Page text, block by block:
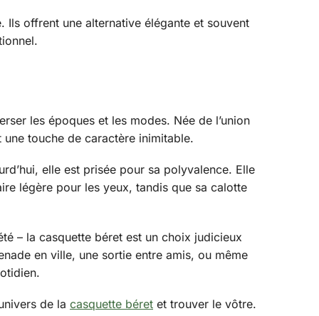
Ils offrent une alternative élégante et souvent
les époques et les modes. Née de l’union
touche de caractère inimitable.
elle est prisée pour sa polyvalence. Elle
légère pour les yeux, tandis que sa calotte
– la casquette béret est un choix judicieux
en ville, une sortie entre amis, ou même
de la casquette béret et trouver le vôtre.